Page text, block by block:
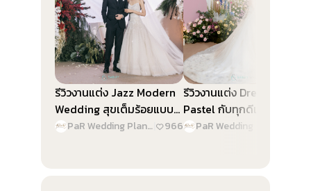
รีวิวงานแต่ง Jazz Modern
Wedding สุขเต็มร้อยแบบไร้
กังวล By PaR Wedding
PaR Wedding Planner 966
รีวิวงานแต่ง Dreamy
Pastel กับทุกดีเทลที่เป็น
“เจ้าสาว” By PaR Wedding